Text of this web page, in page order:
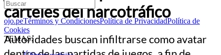
ojo.peTérminos y CondicionesPolítica de PrivacidadPolítica de
Cookies
TEMAS:
cárteles del narcotráfico
Autoridades buscan infiltrarse como avatar